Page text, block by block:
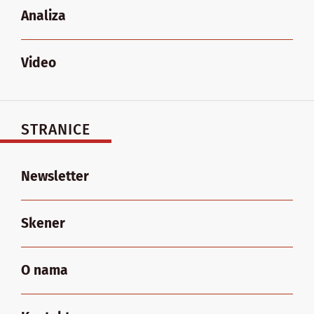
Analiza
Video
STRANICE
Newsletter
Skener
O nama